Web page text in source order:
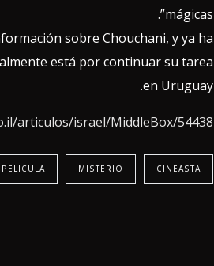
mágicas”.
sobre Chouchani, y ya ha
está por continuar su tarea
en Uruguay.
articulos/israel/MiddleBox/54438/
CINEASTA
MISTERIO
PELICULA